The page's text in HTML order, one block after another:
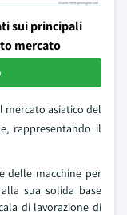
sui principali
mercato
mercato asiatico del
rappresentando il
delle macchine per
sua solida base
di lavorazione di